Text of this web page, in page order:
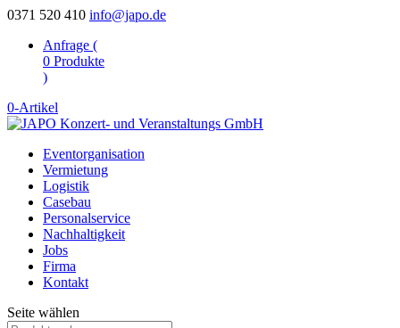
0371 520 410 info@japo.de
Anfrage (
0 Produkte
)
0-Artikel
Eventorganisation
Vermietung
Logistik
Casebau
Personalservice
Nachhaltigkeit
Jobs
Firma
Kontakt
Seite wählen